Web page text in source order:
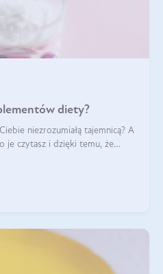
diety?
niezrozumiałą tajemnicą? A
je czytasz i dzięki temu, że